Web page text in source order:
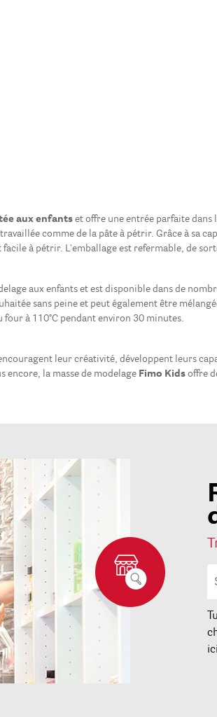
aux enfants et offre une entrée parfaite dans
comme de la pâte à pétrir. Grâce à sa
à pétrir. L'emballage est refermable, de
aux enfants et est disponible dans de
sans peine et peut également être
à 110°C pendant environ 30 minutes.
leur créativité, développent leurs
la masse de modelage Fimo Kids offre